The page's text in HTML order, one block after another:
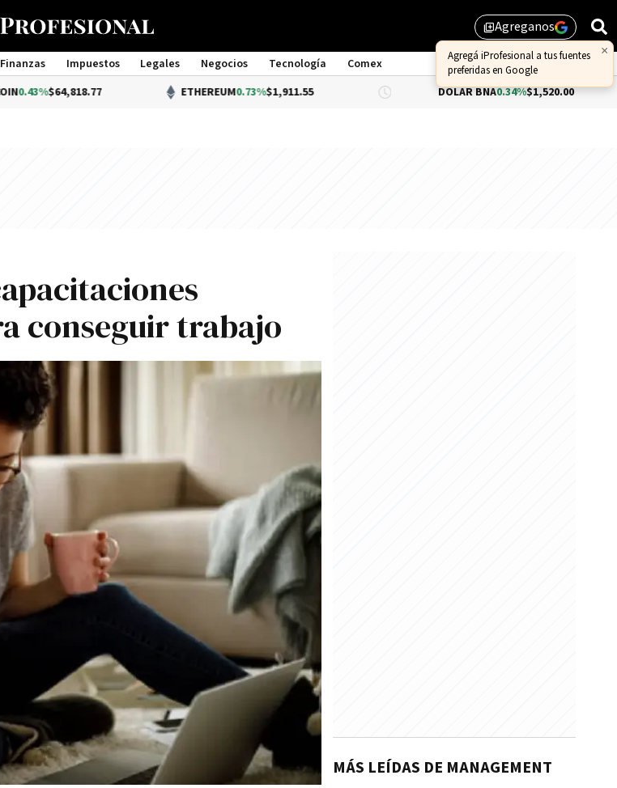
library_addAgreganos
Finanzas Impuestos Legales Negocios Tecnología
Comex
Management
ETHEREUM0.73%$1,911.55 DÓLAR BNA 0.34%$1,520.00
conseguir trabajo
MÁS LEÍDAS DE MANAGEMENT